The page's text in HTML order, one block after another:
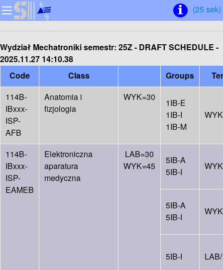
(25 sek)
Wydział Mechatronikisemestr: 25Z - DRAFT SCHEDULE -
2025.11.27 14:10.38
Code
Class Groups
114B-
IBxxx-
ISP-
AFB
Anatomia i
fizjologia
WYK=30
1IB-E
1IB-I
1IB-M
114B-
IBxxx-
ISP-
EAMEB
Elektroniczna
aparatura
medyczna
LAB=30
WYK=45
5IB-A
5IB-I
5IB-A
5IB-I
5IB-I